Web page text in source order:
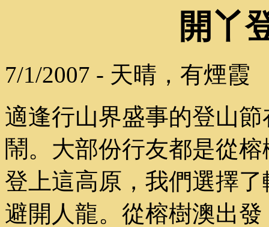
開丫
7/1/2007 - 天晴，有煙霞
適逢行山界盛事的登山
鬧。大部份行友都是從
登上這高原，我們選擇
避開人龍。從榕樹澳出